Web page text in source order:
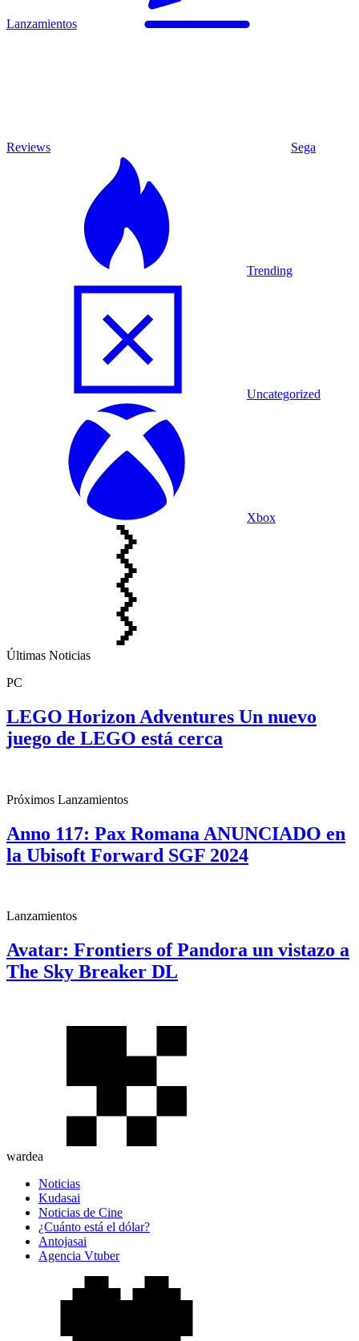
Lanzamientos
Reviews Sega
Trending
Uncategorized
Xbox
Últimas Noticias
PC
LEGO Horizon Adventures Un nuevo
juego de LEGO está cerca
Próximos Lanzamientos
Anno 117: Pax Romana ANUNCIADO en
la Ubisoft Forward SGF 2024
Lanzamientos
Avatar: Frontiers of Pandora un vistazo a
The Sky Breaker DL
wardea
Noticias
Kudasai
Noticias de Cine
¿Cuánto está el dólar?
Antojasai
Agencia Vtuber